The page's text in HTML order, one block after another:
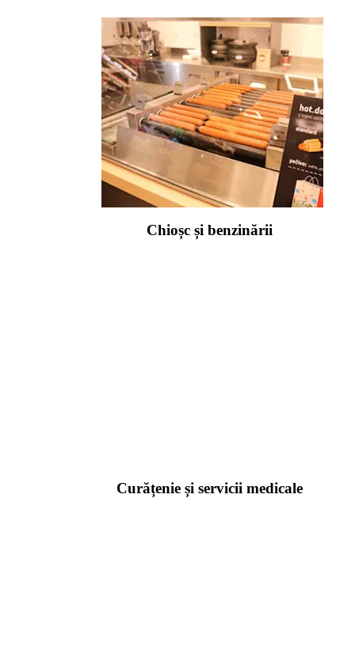
Chioșc și benzinării
Curățenie și servicii medicale